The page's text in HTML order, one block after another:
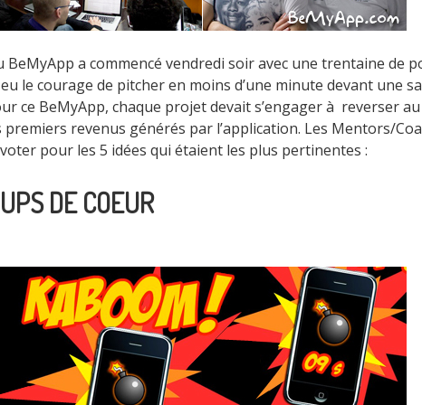
BeMyApp a commencé vendredi soir avec une trentaine de
le courage de pitcher en moins d’une minute devant une
ce BeMyApp, chaque projet devait s’engager à reverser
revenus générés par l’application. Les Mentors/
pour les 5 idées qui étaient les plus pertinentes :
DE COEUR